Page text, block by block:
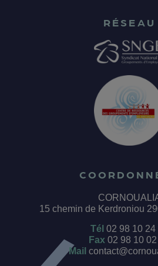
RÉSEAU
15 chemin de Kerdroniou
Tél 02 98 10 24
Fax 02 98 10
Mail